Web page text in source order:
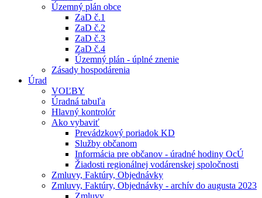
Územný plán obce
ZaD č.1
ZaD č.2
ZaD č.3
ZaD č.4
Územný plán - úplné znenie
Zásady hospodárenia
Úrad
VOĽBY
Úradná tabuľa
Hlavný kontrolór
Ako vybaviť
Prevádzkový poriadok KD
Služby občanom
Informácia pre občanov - úradné hodiny OcÚ
Žiadosti regionálnej vodárenskej spoločnosti
Zmluvy, Faktúry, Objednávky
Zmluvy, Faktúry, Objednávky - archív do augusta 2023
Zmluvy